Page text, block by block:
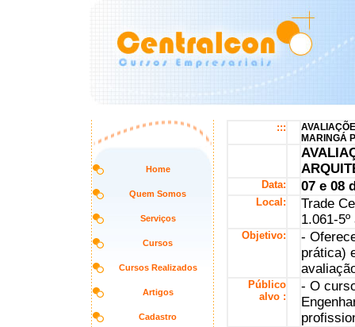
Home
Quem Somos
Serviços
Cursos
Cursos Realizados
Artigos
Cadastro
:::
MARINGÁ
Data: 07 e 08
Local:
Trade
1.061-
Objetivo:
-
prática)
Público
alvo :
- O